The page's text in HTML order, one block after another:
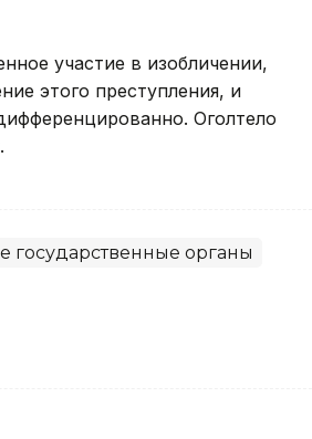
участие в изобличении,
этого преступления, и
Оголтело
государственные органы